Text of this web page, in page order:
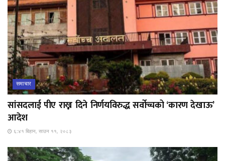
समाचार
सांसदलाई पीए राख्न दिने निर्णयविरुद्ध सर्वोच्चको ‘कारण देखाऊ’
आदेश
६:४१ बिहान, साउन ११, २०८३